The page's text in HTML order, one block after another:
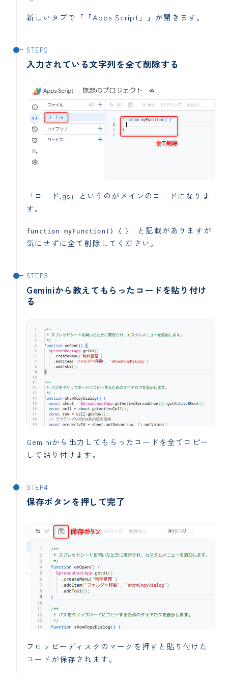
新しいタブで「「Apps Script」」が開きます。
入力されている文字列を全て削除する
「コード.gs」というのがメインのコードになりま
す。
function myFunction() { }
と記載がありますが
気にせずに全て削除してください。
Geminiから教えてもらったコードを貼り付け
る
Geminiから出力してもらったコードを全てコピー
して貼り付けます。
保存ボタンを押して完了
フロッピーディスクのマークを押すと貼り付けた
コードが保存されます。